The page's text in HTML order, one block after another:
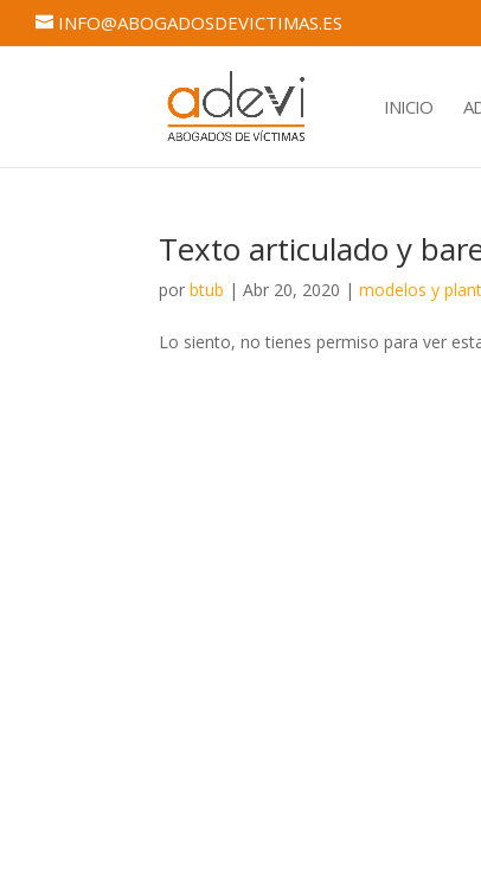
INFO@ABOGADOSDEVICTIMAS.ES
INICIO
Texto articulado y
porbtub |Abr 20, 2020 |modelos y
Lo siento, no tienes permiso para ver